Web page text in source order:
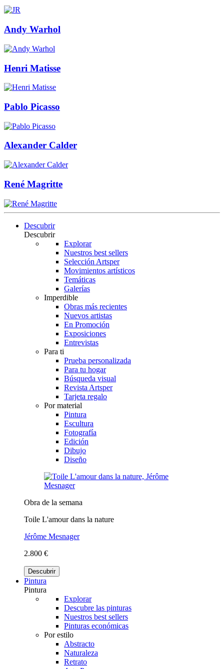
Andy Warhol
Henri Matisse
Pablo Picasso
Alexander Calder
René Magritte
Descubrir
Descubrir
Explorar
Nuestros best sellers
Selección Artsper
Movimientos artísticos
Temáticas
Galerías
Imperdible
Obras más recientes
Nuevos artistas
En Promoción
Exposiciones
Entrevistas
Para ti
Prueba personalizada
Para tu hogar
Búsqueda visual
Revista Artsper
Tarjeta regalo
Por material
Pintura
Escultura
Fotografía
Edición
Dibujo
Diseño
Obra de la semana
Toile L'amour dans la nature
Jérôme Mesnager
2.800 €
Descubrir
Pintura
Pintura
Explorar
Descubre las pinturas
Nuestros best sellers
Pinturas económicas
Por estilo
Abstracto
Naturaleza
Retrato